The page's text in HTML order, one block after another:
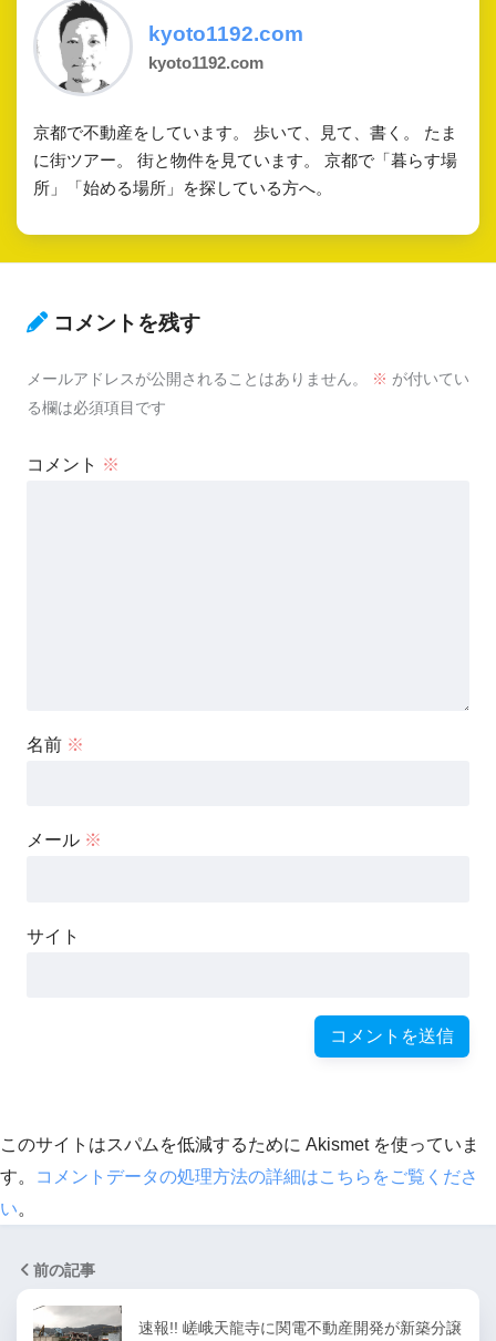
kyoto1192.com
kyoto1192.com
京都で不動産をしています。 歩いて、見て、書く。 たま
に街ツアー。 街と物件を見ています。 京都で「暮らす場
所」「始める場所」を探している方へ。
コメントを残す
メールアドレスが公開されることはありません。 ※ が付いてい
る欄は必須項目です
コメント ※
名前 ※
メール ※
サイト
このサイトはスパムを低減するために Akismet を使っていま
す。
コメントデータの処理方法の詳細はこちらをご覧くださ
い。
前の記事
速報!! 嵯峨天龍寺に関電不動産開発が新築分譲